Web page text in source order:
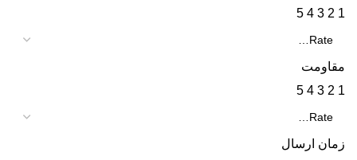
1
2
3
4
5
مقاومت
1
2
3
4
5
زمان ارسال